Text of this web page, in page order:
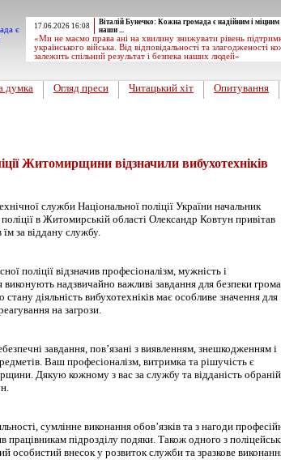
17.06.2026 16:08
Віталій Бунечко: Кожна громада є надійним і
наши ...
«Ми не маємо права ані на хвилину знижувати рівень
українського війська. Від відповідальності та злагодженості
залежить спільний результат і безпека наших людей»
думка Огляд преси Читацький хіт Опитування
Житомирщини відзначили вибухотехніків
служби Національної поліції України начальник
в Житомирській області Олександр Ковтун привітав
їм за віддану службу.
поліції відзначив професіоналізм, мужність і
виконують надзвичайно важливі завдання для безпеки
діяльність вибухотехніків має особливе значення для
на загрози.
завдання, пов’язані з виявленням, знешкодженням і
Ваш професіоналізм, витримка та рішучість є
Дякую кожному з вас за службу та відданість обраній
сумлінне виконання обов’язків та з нагоди
працівникам підрозділу подяки. Також одного з
особистий внесок у розвиток служби та зразкове